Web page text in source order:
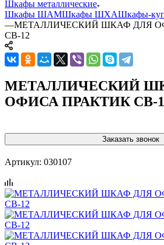
Шкафы металлические
Шкафы ШАМШкафы ШХАШкафы-
—МЕТАЛЛИЧЕСКИЙ ШКАФ ДЛЯ
СВ-12
МЕТАЛЛИЧЕСКИЙ
ОФИСА ПРАКТИК СВ-
Заказать звонок
Артикул: 030107